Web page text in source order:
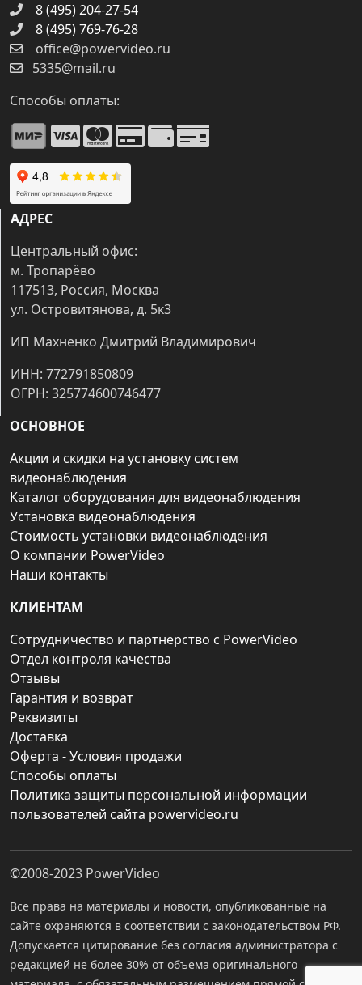
8 (495) 204-27-54
8 (495) 769-76-28
office@powervideo.ru
5335@mail.ru
Способы оплаты:
АДРЕС
Центральный офис:
м. Тропарёво
117513, Россия, Москва
ул. Островитянова, д. 5к3
ИП Махненко Дмитрий Владимирович
ИНН: 772791850809
ОГРН: 325774600746477
ОСНОВНОЕ
Акции и скидки на установку систем
видеонаблюдения
Каталог оборудования для видеонаблюдения
Установка видеонаблюдения
Стоимость установки видеонаблюдения
О компании PowerVideo
Наши контакты
КЛИЕНТАМ
Сотрудничество и партнерство с PowerVideo
Отдел контроля качества
Отзывы
Гарантия и возврат
Реквизиты
Доставка
Оферта - Условия продажи
Способы оплаты
Политика защиты персональной информации
пользователей сайта powervideo.ru
©2008-2023 PowerVideo
Все права на материалы и новости, опубликованные на
сайте охраняются в соответствии с законодательством РФ.
Допускается цитирование без согласия администратора с
редакцией не более 30% от объема оригинального